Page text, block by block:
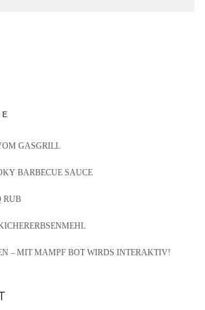
GASGRILL
BARBECUE SAUCE
RUB
– MIT MAMPF BOT WIRDS INTERAKTIV!